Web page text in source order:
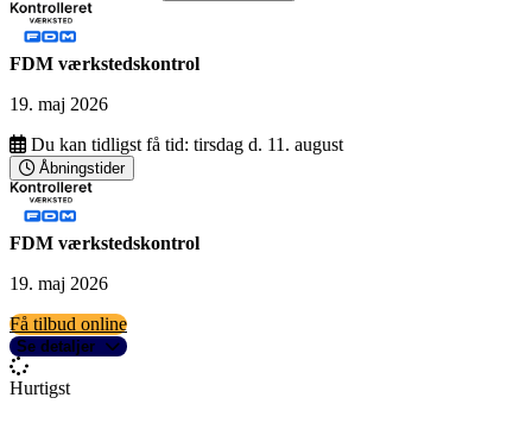
FDM værkstedskontrol
19. maj 2026
Du kan tidligst få tid: tirsdag d. 11. august
Åbningstider
FDM værkstedskontrol
19. maj 2026
Få tilbud online
Se detaljer
Hurtigst